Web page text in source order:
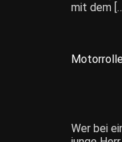
mit dem
Wer bei